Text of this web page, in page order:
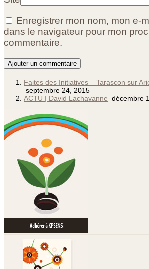
Enregistrer mon nom, mon e-
dans le navigateur pour mon
commentaire.
Faites des Initiatives – Tarascon sur
septembre 24, 2015
ACTU | David Lachavanne décembre